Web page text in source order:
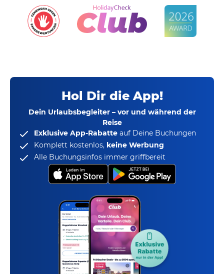
Hol Dir die App!
Dein Urlaubsbegleiter – vor und während der
Reise
Exklusive App-Rabatte auf Deine Buchungen
Komplett kostenlos, keine Werbung
Alle Buchungsinfos immer griffbereit